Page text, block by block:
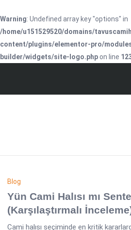
Warning: Undefined array key "options" in
/home/u151529520/domains/
content/plugins/elementor-pro/
builder/widgets/site-logo.phpon line
Blog
Yün Cami Halısı mı
(Karşılaştırmalı
Cami halısı seçiminde en kritik